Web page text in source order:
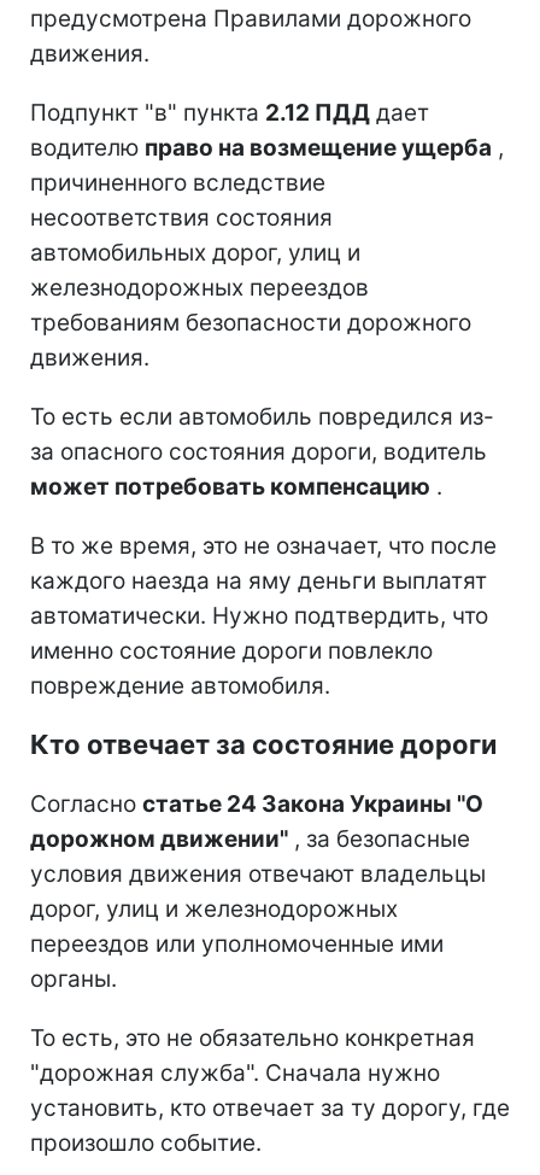
предусмотрена Правилами дорожного
движения.
Подпункт "в" пункта 2.12 ПДД дает
водителю право на возмещение ущерба ,
причиненного вследствие
несоответствия состояния
автомобильных дорог, улиц и
железнодорожных переездов
требованиям безопасности дорожного
движения.
То есть если автомобиль повредился из-
за опасного состояния дороги, водитель
может потребовать компенсацию .
В то же время, это не означает, что после
каждого наезда на яму деньги выплатят
автоматически. Нужно подтвердить, что
именно состояние дороги повлекло
повреждение автомобиля.
Кто отвечает за состояние дороги
Согласно статье 24 Закона Украины "О
дорожном движении" , за безопасные
условия движения отвечают владельцы
дорог, улиц и железнодорожных
переездов или уполномоченные ими
органы.
То есть, это не обязательно конкретная
"дорожная служба". Сначала нужно
установить, кто отвечает за ту дорогу, где
произошло событие.